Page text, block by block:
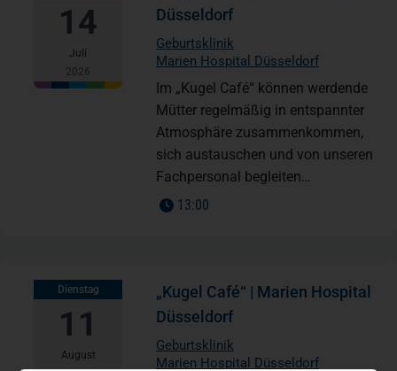
14
Juli
2026
Düsseldorf
Geburtsklinik
Marien Hospital Düsseldorf
Im „Kugel Café“ können werdende
Mütter regelmäßig in entspannter
Atmosphäre zusammenkommen,
sich austauschen und von unseren
Fachpersonal begleiten…
13:00
Dienstag
11
August
„Kugel Café“ | Marien Hospital
Düsseldorf
Geburtsklinik
Marien Hospital Düsseldorf